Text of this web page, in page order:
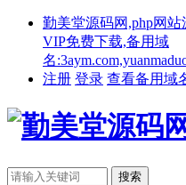
勤美堂源码网,php网
VIP免费下载,备用域
名
注册 登录 查看备用域